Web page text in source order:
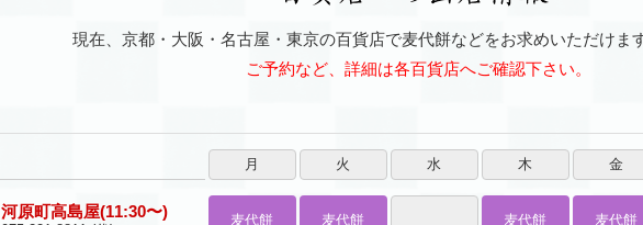
現在、京都・大阪・名古屋・東京の百貨店で麦代餅などをお求めいただけま
ご予約など、詳細は各百貨店へご確認下さい。
月 火 水 木 金
河原町高島屋(11:30〜) 麦代餅 麦代餅 麦代餅 麦代餅